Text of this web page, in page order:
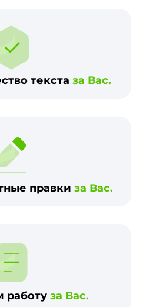
текста за Вас.
правки за Вас.
работу за Вас.